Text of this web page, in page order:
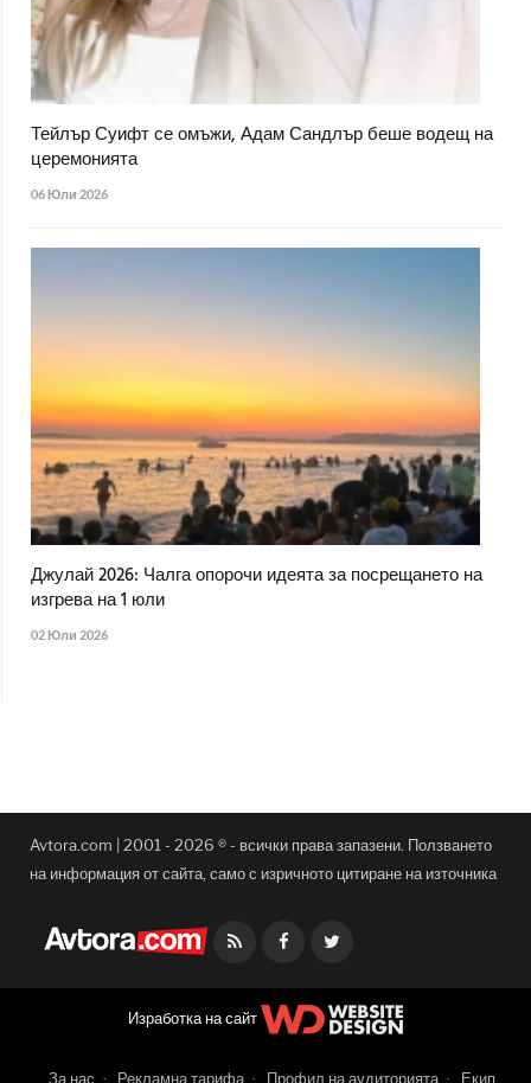
Тейлър Суифт се омъжи, Адам Сандлър беше водещ на
церемонията
06 Юли 2026
Джулай 2026: Чалга опорочи идеята за посрещането на
изгрева на 1 юли
02 Юли 2026
Avtora.com | 2001 - 2026 ® - всички права запазени. Ползването
на информация от сайта, само с изричното цитиране на източника
Facebook
Изработка на сайт
За нас Рекламна тарифа Профил на аудиторията Екип